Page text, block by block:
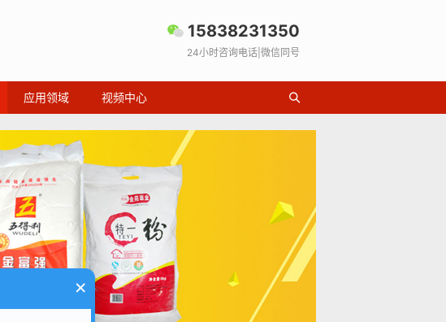
15838231350
24小时咨询电话|微信同号
应用领域 视频中心
×